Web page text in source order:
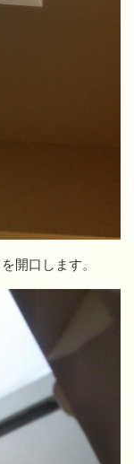
開口します。